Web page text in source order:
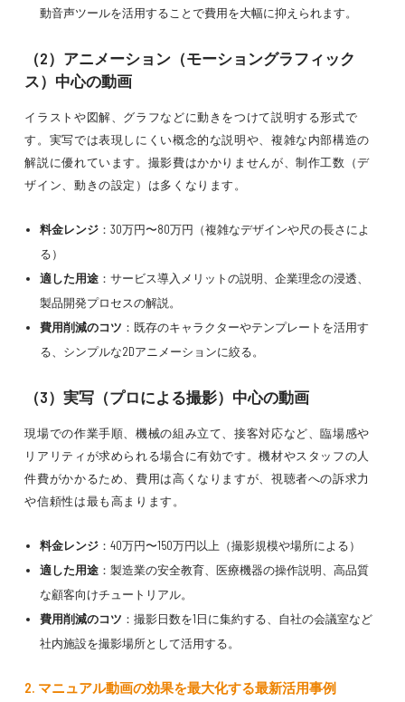
動音声ツールを活用することで費用を大幅に抑えられます。
（2）アニメーション（モーショングラフィック
ス）中心の動画
イラストや図解、グラフなどに動きをつけて説明する形式で
す。実写では表現しにくい概念的な説明や、複雑な内部構造の
解説に優れています。撮影費はかかりませんが、制作工数（デ
ザイン、動きの設定）は多くなります。
料金レンジ：30万円〜80万円（複雑なデザインや尺の長さによ
る）
適した用途：サービス導入メリットの説明、企業理念の浸透、
製品開発プロセスの解説。
費用削減のコツ ：既存のキャラクターやテンプレートを活用す
る、シンプルな2Dアニメーションに絞る。
（3）実写（プロによる撮影）中心の動画
現場での作業手順、機械の組み立て、接客対応など、臨場感や
リアリティが求められる場合に有効です。機材やスタッフの人
件費がかかるため、費用は高くなりますが、視聴者への訴求力
や信頼性は最も高まります。
料金レンジ：40万円〜150万円以上（撮影規模や場所による）
適した用途：製造業の安全教育、医療機器の操作説明、高品質
な顧客向けチュートリアル。
費用削減のコツ ：撮影日数を1日に集約する、自社の会議室など
社内施設を撮影場所として活用する。
2. マニュアル動画の効果を最大化する最新活用事例